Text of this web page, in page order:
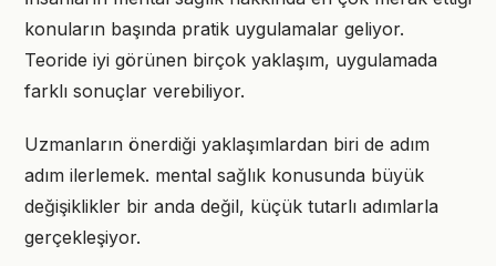
konuların başında pratik uygulamalar geliyor.
Teoride iyi görünen birçok yaklaşım, uygulamada
farklı sonuçlar verebiliyor.
Uzmanların önerdiği yaklaşımlardan biri de adım
adım ilerlemek. mental sağlık konusunda büyük
değişiklikler bir anda değil, küçük tutarlı adımlarla
gerçekleşiyor.